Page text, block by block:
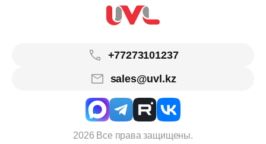
+77273101237
sales@uvl.kz
2026 Все права защищены.